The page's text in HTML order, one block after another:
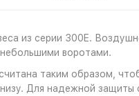
из серии 300E.
воротами.
таким образом,
Для надежной